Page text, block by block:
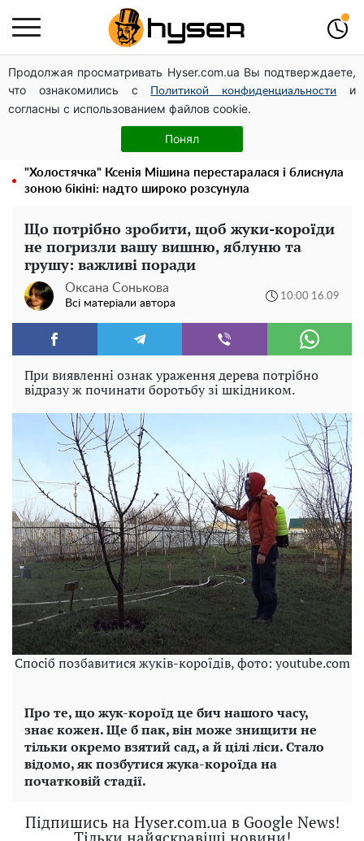
Продолжая просматривать Hyser.com.ua Вы подтверждаете,
что ознакомились с
Политикой конфиденциальности
и
согласны с использованием файлов cookie.
Понял
Павло Прудніков та його дивовижна кар'єра від актора
у російському театрі до номінанта у керівники
Федерації профспілок
Повністю гола Анна Трінчер блиснула "принадами":
таких розмірів ви ще не бачили
"Холостячка" Ксенія Мішина перестаралася і блиснула
зоною бікіні: надто широко розсунула
Що потрібно зробити, щоб жуки-короїди
не погризли вашу вишню, яблуню та
грушу: важливі поради
Оксана Сонькова
Всі матеріали автора
10:00 16.09
При виявленні ознак ураження дерева потрібно
відразу ж починати боротьбу зі шкідником.
Спосіб позбавитися жуків-короїдів, фото: youtube.com
Про те, що жук-короїд це бич нашого часу,
знає кожен. Ще б пак, він може знищити не
тільки окремо взятий сад, а й цілі ліси. Стало
відомо, як позбутися жука-короїда на
початковій стадії.
Підпишись на Hyser.com.ua в Google News!